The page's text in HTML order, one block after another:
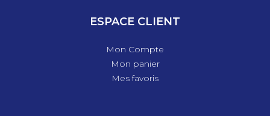
ESPACE CLIENT
Mon Compte
Mon panier
Mes favoris